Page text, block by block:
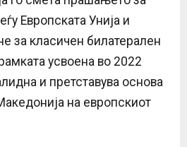
Европската Унија и
за класичен билатерален
усвоена во 2022
и претставува основа
на европскиот